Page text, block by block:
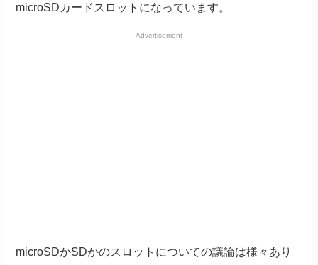
microSDカードスロットになっています。
Advertisement
microSDかSDかのスロットについての議論は様々あり